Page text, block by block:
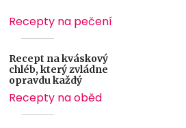
Recepty na pečení
Recept na kváskový
chléb, který zvládne
opravdu každý
Recepty na oběd